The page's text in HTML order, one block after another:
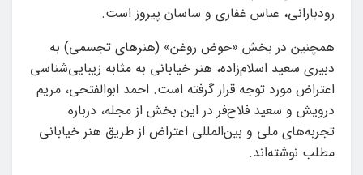
رودبارانی، عباس غفاری و ساسان پیروز است.
همچنین در بخش «حوض روغن» (هنرهای تجسمی) به
دبیری سعید اسلام‌زاده، هنر خیابانی به مثابه زیبایی‌شناسی
اعتراض مورد توجه قرار گرفته است. احمد ابوالفتحی، مریم
درویش و سعید فلاح‌فر در این بخش از مجله، درباره
تجربه‌های ملی و بین‌المللی اعتراض از طریق هنر خیابانی
مطلب نوشته‌اند.